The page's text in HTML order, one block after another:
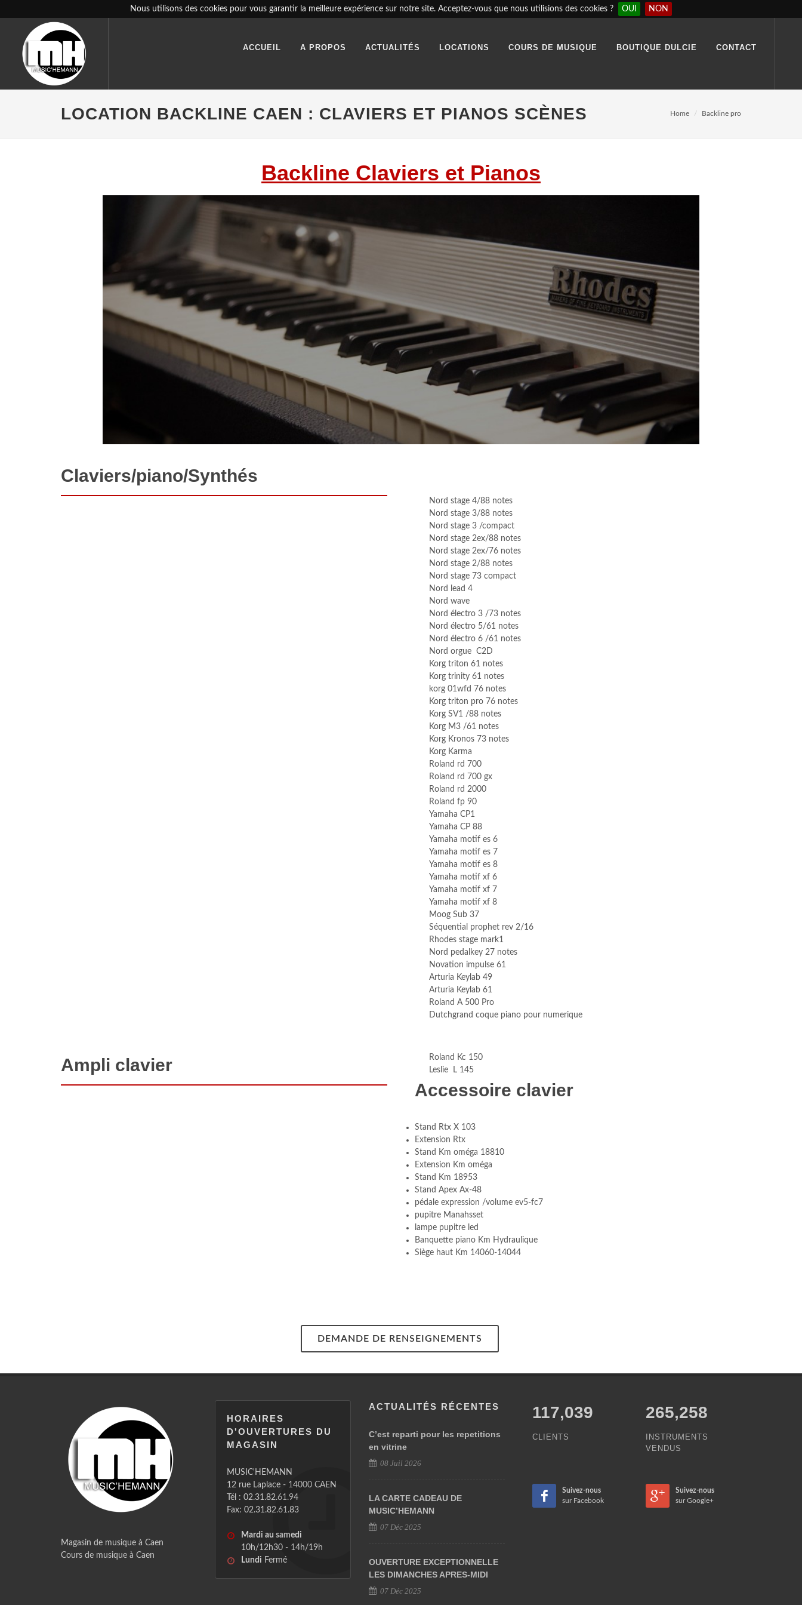
Nous utilisons des cookies pour vous garantir la meilleure expérience sur notre site. Acceptez-vous que nous utilisions des cookies ? OUI NON
ACCUEIL A PROPOS ACTUALITÉS LOCATIONS COURS DE MUSIQUE BOUTIQUE DULCIE CONTACT
LOCATION BACKLINE CAEN : CLAVIERS ET PIANOS SCÈNES Home Backline pro
Backline Claviers et Pianos
Claviers/piano/Synthés
Nord stage 4/88 notes
Nord stage 3/88 notes
Nord stage 3 /compact
Nord stage 2ex/88 notes
Nord stage 2ex/76 notes
Nord stage 2/88 notes
Nord stage 73 compact
Nord lead 4
Nord wave
Nord électro 3 /73 notes
Nord électro 5/61 notes
Nord électro 6 /61 notes
Nord orgue C2D
Korg triton 61 notes
Korg trinity 61 notes
korg 01wfd 76 notes
Korg triton pro 76 notes
Korg SV1 /88 notes
Korg M3 /61 notes
Korg Kronos 73 notes
Korg Karma
Roland rd 700
Roland rd 700 gx
Roland rd 2000
Roland fp 90
Yamaha CP1
Yamaha CP 88
Yamaha motif es 6
Yamaha motif es 7
Yamaha motif es 8
Yamaha motif xf 6
Yamaha motif xf 7
Yamaha motif xf 8
Moog Sub 37
Séquential prophet rev 2/16
Rhodes stage mark1
Nord pedalkey 27 notes
Novation impulse 61
Arturia Keylab 49
Arturia Keylab 61
Roland A 500 Pro
Dutchgrand coque piano pour numerique
Ampli clavier
Roland Kc 150
Leslie L 145
Accessoire clavier
Stand Rtx X 103
Extension Rtx
Stand Km oméga 18810
Extension Km oméga
Stand Km 18953
Stand Apex Ax-48
pédale expression /volume ev5-fc7
pupitre Manahsset
lampe pupitre led
Banquette piano Km Hydraulique
Siège haut Km 14060-14044
DEMANDE DE RENSEIGNEMENTS
Magasin de musique à Caen
Cours de musique à Caen
HORAIRES
D'OUVERTURES DU
MAGASIN
MUSIC'HEMANN
12 rue Laplace - 14000 CAEN
Tél : 02.31.82.61.94
Fax: 02.31.82.61.83
Mardi au samedi
10h/12h30 - 14h/19h
Lundi Fermé
ACTUALITÉS RÉCENTES
C’est reparti pour les repetitions
en vitrine
08 Juil 2026
LA CARTE CADEAU DE
MUSIC’HEMANN
07 Déc 2025
OUVERTURE EXCEPTIONNELLE
LES DIMANCHES APRES-MIDI
07 Déc 2025
143,456
CLIENTS
265,258
INSTRUMENTS
VENDUS
Suivez-nous
sur Facebook
Suivez-nous
sur Google+